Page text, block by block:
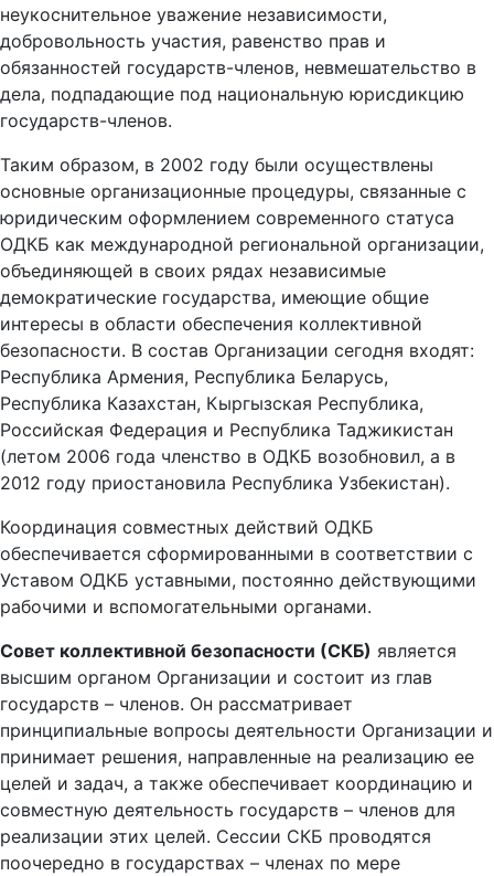
неукоснительное уважение независимости,
добровольность участия, равенство прав и
обязанностей государств-членов, невмешательство в
дела, подпадающие под национальную юрисдикцию
государств-членов.
Таким образом, в 2002 году были осуществлены
основные организационные процедуры, связанные с
юридическим оформлением современного статуса
ОДКБ как международной региональной организации,
объединяющей в своих рядах независимые
демократические государства, имеющие общие
интересы в области обеспечения коллективной
безопасности. В состав Организации сегодня входят:
Республика Армения, Республика Беларусь,
Республика Казахстан, Кыргызская Республика,
Российская Федерация и Республика Таджикистан
(летом 2006 года членство в ОДКБ возобновил, а в
2012 году приостановила Республика Узбекистан).
Координация совместных действий ОДКБ
обеспечивается сформированными в соответствии с
Уставом ОДКБ уставными, постоянно действующими
рабочими и вспомогательными органами.
Совет коллективной безопасности (СКБ) является
высшим органом Организации и состоит из глав
государств – членов. Он рассматривает
принципиальные вопросы деятельности Организации и
принимает решения, направленные на реализацию ее
целей и задач, а также обеспечивает координацию и
совместную деятельность государств – членов для
реализации этих целей. Сессии СКБ проводятся
поочередно в государствах – членах по мере